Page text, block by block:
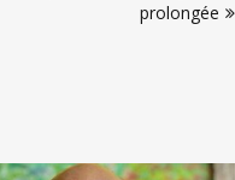
prolongée